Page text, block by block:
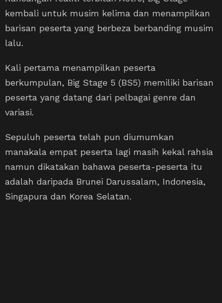
kembali untuk musim kelima dan menampilkan
barisan peserta yang berbeza berbanding musim
lalu.
Kali pertama menampilkan peserta
berkumpulan, Big Stage 5 (BS5) memiliki barisan
peserta yang datang dari pelbagai genre dan
variasi.
Sepuluh peserta telah pun diumumkan
manakala empat peserta lagi masih kekal rahsia
namun dikatakan bahawa peserta-peserta itu
adalah daripada Brunei Darussalam, Indonesia,
Singapura dan Korea Selatan.